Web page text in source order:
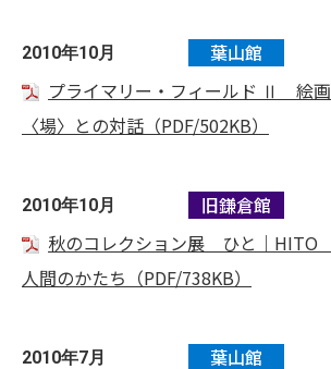
2010年10月
葉山館
プライマリー・フィールド Ⅱ 絵
〈場〉との対話（PDF/502KB）
2010年10月
旧鎌倉館
秋のコレクション展 ひと｜HITO
人間のかたち（PDF/738KB）
2010年7月 葉山館